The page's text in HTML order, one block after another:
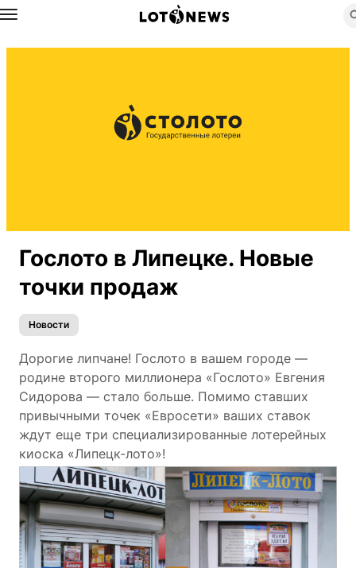
Назад
Гослото в Липецке. Новые
точки продаж
Новости
Дорогие липчане! Гослото в вашем городе —
родине второго миллионера «Гослото» Евгения
Сидорова — стало больше. Помимо ставших
привычными точек «Евросети» ваших ставок
ждут еще три специализированные лотерейных
киоска «Липецк-лото»!